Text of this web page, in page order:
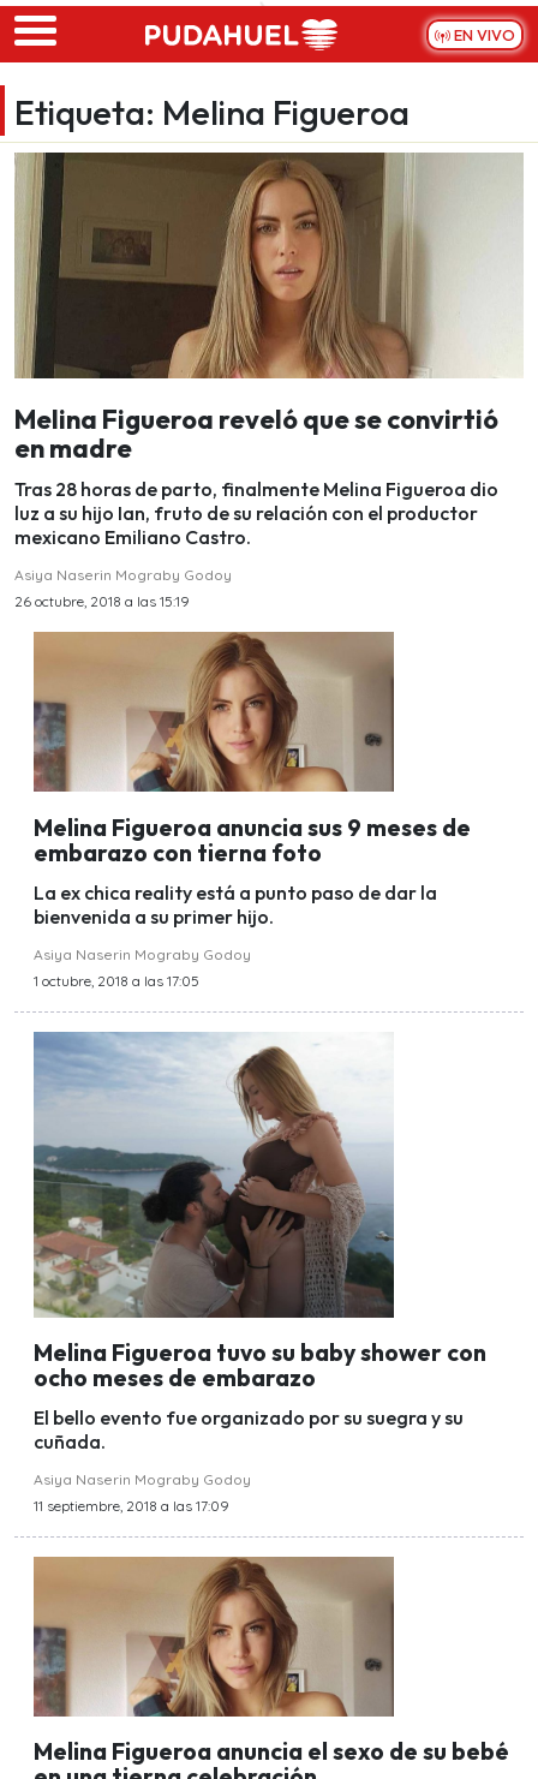
Skip to main content
EN VIVO
Etiqueta: Melina Figueroa
Melina Figueroa reveló que se convirtió
en madre
Tras 28 horas de parto, finalmente Melina Figueroa dio
luz a su hijo Ian, fruto de su relación con el productor
mexicano Emiliano Castro.
Asiya Naserin Mograby Godoy
26 octubre, 2018 a las 15:19
Melina Figueroa anuncia sus 9 meses de
embarazo con tierna foto
La ex chica reality está a punto paso de dar la
bienvenida a su primer hijo.
Asiya Naserin Mograby Godoy
1 octubre, 2018 a las 17:05
Melina Figueroa tuvo su baby shower con
ocho meses de embarazo
El bello evento fue organizado por su suegra y su
cuñada.
Asiya Naserin Mograby Godoy
11 septiembre, 2018 a las 17:09
Melina Figueroa anuncia el sexo de su bebé